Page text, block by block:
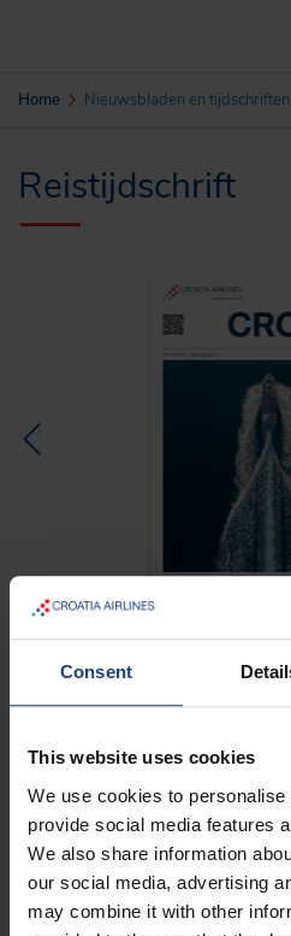
Consent
This website uses cookies
We use cookies to
provide social media features
We also share information
our social media, advertising
may combine it with other
Home Nieuwsbladen en tijdschriften
Reistijdschrift
Alle passagiers, ongeacht het
vlucht, ontvangen een
reismagazine CROATIA. In het
we door middel van tekst en
cultureel en historisch erfgoed
buitenlandse bestemmingen